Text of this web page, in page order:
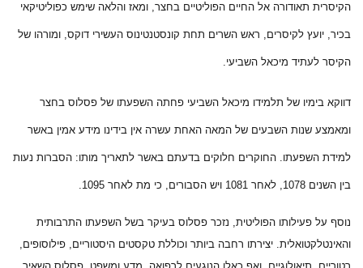
הקיסרית תאודורה אל החיים הפוליטיים בחצר, ומאז והלאה שימש כפוליטיקאי
בכיר, יועץ לקיסרים, ראש השרים תחת קונסטנטינוס העשירי דוקס, ומורהו של
הקיסר לעתיד מיכאל השביעי.
דווקא בימיו של תלמידו מיכאל השביעי פחתה השפעתו של פסלוס בחצר
ומאמצע שנות השבעים של המאה האחת עשרה אין בידינו מידע אמין באשר
למידת השפעתו. החוקרים חלוקים בדעתם באשר לתאריך מותו: הסברות נעות
בין השנים 1078, לאחר 1081 ויש הסבורים, כי מת לאחר 1095.
נוסף על פעילותו הפוליטית, נזכר פסלוס בעיקר בשל השפעתו התרבותית
והאינטלקטואלית. יצירתו רחבה ביותר וכוללת טקסטים היסטוריים, פילוסופים,